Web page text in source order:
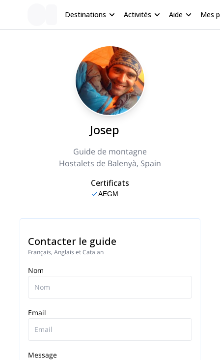
Destinations Activités Aide Mes
Josep
Guide de montagne
Hostalets de Balenyà, Spain
Certificats
AEGM
Contacter le guide
Français, Anglais et Catalan
Nom
Email
Message